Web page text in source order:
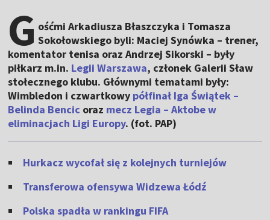
G ośćmi Arkadiusza Błaszczyka i Tomasza
Sokołowskiego byli: Maciej Synówka – trener,
komentator tenisa oraz Andrzej Sikorski – były
piłkarz m.in. Legii Warszawa, członek Galerii Sław
stołecznego klubu. Głównymi tematami były:
Wimbledon i czwartkowy półfinał Iga Świątek –
Belinda Bencic oraz mecz Legia – Aktobe w
eliminacjach Ligi Europy. (fot. PAP)
Hurkacz wycofał się z kolejnych turniejów
Transferowa ofensywa Widzewa Łódź
Polska spadła w rankingu FIFA